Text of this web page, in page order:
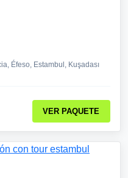
Éfeso, Estambul, Kuşadası
VER PAQUETE